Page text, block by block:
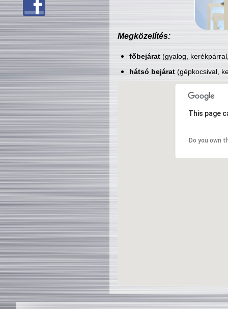
Megközelítés:
főbejárat(gyalog,
hátsó bejárat(gépkocsival,
This page
Do you own